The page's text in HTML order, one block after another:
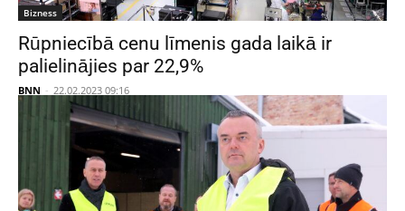
Bizness
Rūpniecībā cenu līmenis gada laikā ir
palielinājies par 22,9%
BNN - 22.02.2023 09:16